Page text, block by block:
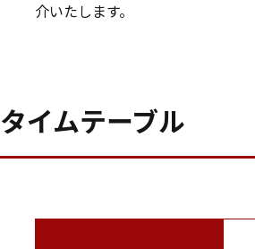
介いたします。
タイムテーブル